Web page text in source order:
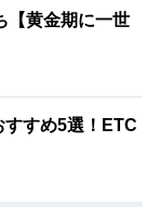
【黄金期に一世
すすめ5選！ETC